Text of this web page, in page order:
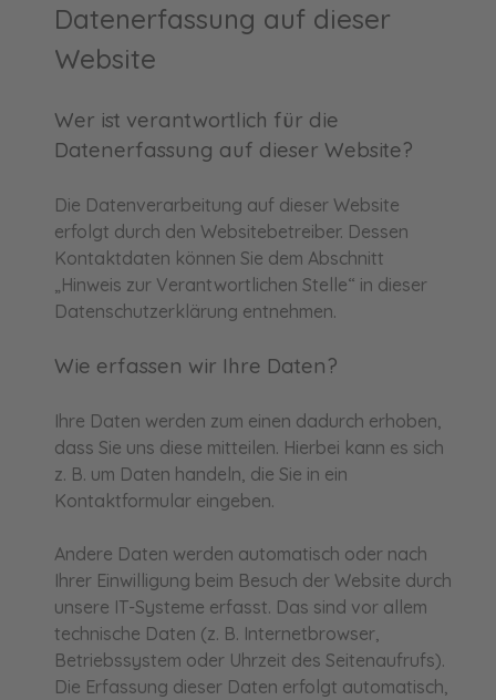
Datenerfassung auf dieser
Website
Wer ist verantwortlich für die
Datenerfassung auf dieser Website?
Die Datenverarbeitung auf dieser Website
erfolgt durch den Websitebetreiber. Dessen
Kontaktdaten können Sie dem Abschnitt
„Hinweis zur Verantwortlichen Stelle“ in dieser
Datenschutzerklärung entnehmen.
Wie erfassen wir Ihre Daten?
Ihre Daten werden zum einen dadurch erhoben,
dass Sie uns diese mitteilen. Hierbei kann es sich
z. B. um Daten handeln, die Sie in ein
Kontaktformular eingeben.
Andere Daten werden automatisch oder nach
Ihrer Einwilligung beim Besuch der Website durch
unsere IT-Systeme erfasst. Das sind vor allem
technische Daten (z. B. Internetbrowser,
Betriebssystem oder Uhrzeit des Seitenaufrufs).
Die Erfassung dieser Daten erfolgt automatisch,